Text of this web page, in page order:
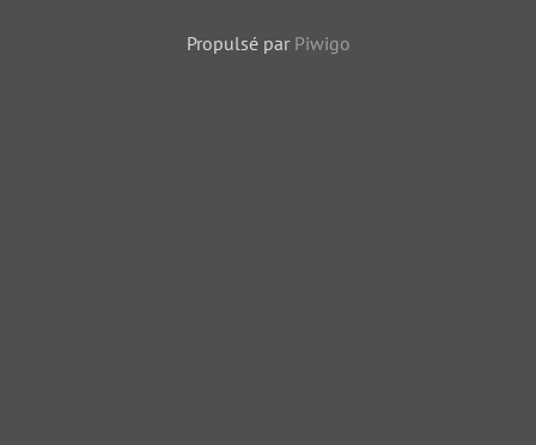
Propulsé par Piwigo